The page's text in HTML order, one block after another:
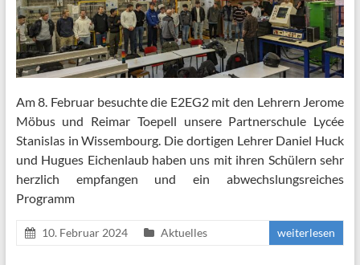
Am 8. Februar besuchte die E2EG2 mit den Lehrern Jerome
Möbus und Reimar Toepell unsere Partnerschule Lycée
Stanislas in Wissembourg. Die dortigen Lehrer Daniel Huck
und Hugues Eichenlaub haben uns mit ihren Schülern sehr
herzlich empfangen und ein abwechslungsreiches
Programm
10. Februar 2024 Aktuelles weiterlesen